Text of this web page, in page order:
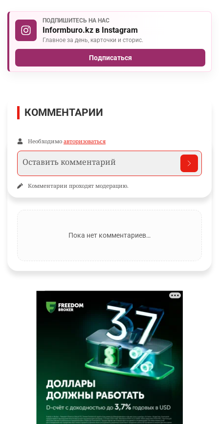
ПОДПИШИТЕСЬ НА НАС
Informburo.kz в Instagram
Главное за день, карточки и сторис.
Подписаться
КОММЕНТАРИИ
Необходимо авторизоваться
Комментарии проходят модерацию.
Пока нет комментариев…